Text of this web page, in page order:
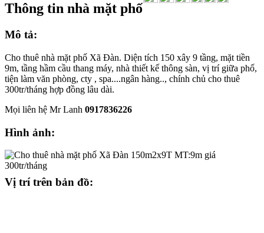
Thông tin nhà mặt phố
Mô tả:
Cho thuê nhà mặt phố Xã Đàn. Diện tích 150 xây 9 tầng, mặt tiền
9m, tầng hầm cầu thang máy, nhà thiết kế thông sàn, vị trí giữa phố,
tiện làm văn phòng, cty , spa....ngân hàng.., chính chủ cho thuê
300tr/tháng hợp đồng lâu dài.
Mọi liên hệ Mr Lanh 0917836226
Hình ảnh:
Vị trí trên bản đồ: